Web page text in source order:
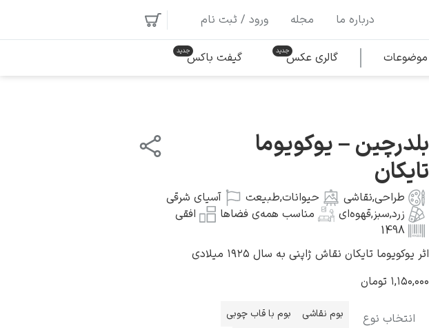
درباره ما مجله ورود / ثبت نام
موضوعات گالری عکس گیفت باکس
بلدرچین – یوکویوما
تایکان
طراحی,نقاشی حیوانات,طبیعت
آسیای شرقی
زرد,سبز,قهوه‌ای مناسب همه‌ی فضاها
افقی
1498
اثر یوکویوما تایکان نقاش ژاپنی به سال ۱۹۲۵ میلادی
۱,۱۵۰,۰۰۰ تومان
انتخاب نوع
بوم نقاشی
بوم با قاب چوبی